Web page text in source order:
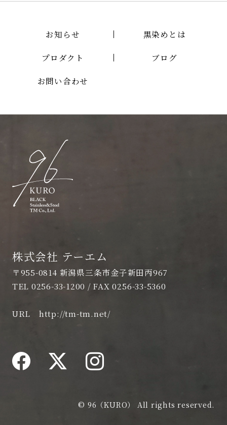
お知らせ 黒染めとは
プロダクト ブログ
お問い合わせ
株式会社 テーエム
〒955-0814 新潟県三条市金子新田丙967
TEL 0256-33-1200 / FAX 0256-33-5360
URL http://tm-tm.net/
© 96（KURO） All rights reserved.